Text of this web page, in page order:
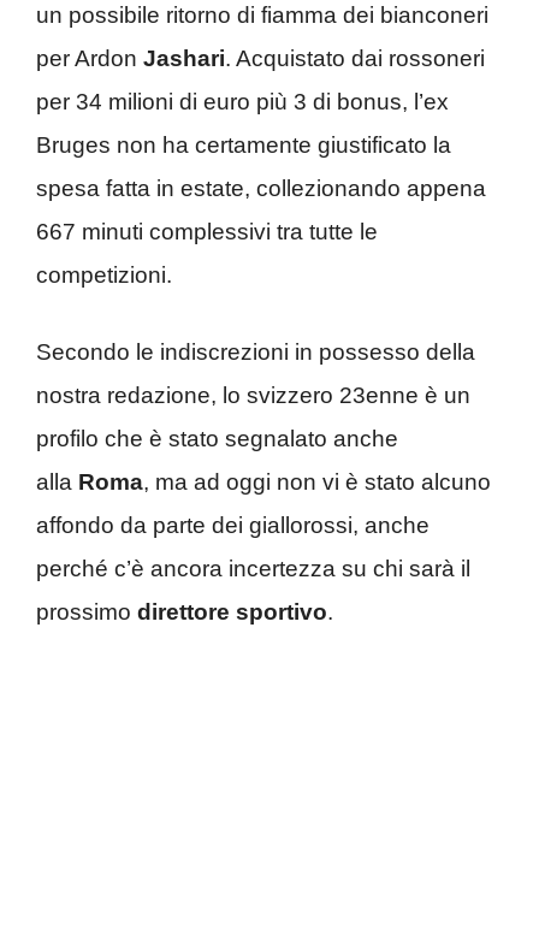
un possibile ritorno di fiamma dei bianconeri
per Ardon Jashari. Acquistato dai rossoneri
per 34 milioni di euro più 3 di bonus, l’ex
Bruges non ha certamente giustificato la
spesa fatta in estate, collezionando appena
667 minuti complessivi tra tutte le
competizioni.
Secondo le indiscrezioni in possesso della
nostra redazione, lo svizzero 23enne è un
profilo che è stato segnalato anche
alla Roma, ma ad oggi non vi è stato alcuno
affondo da parte dei giallorossi, anche
perché c’è ancora incertezza su chi sarà il
prossimo direttore sportivo.